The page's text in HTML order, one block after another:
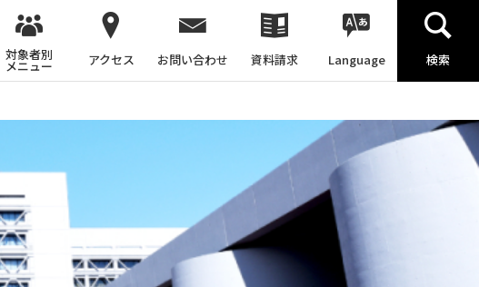
対象者別
メニュー アクセス お問い合わせ 資料請求 Language 検索